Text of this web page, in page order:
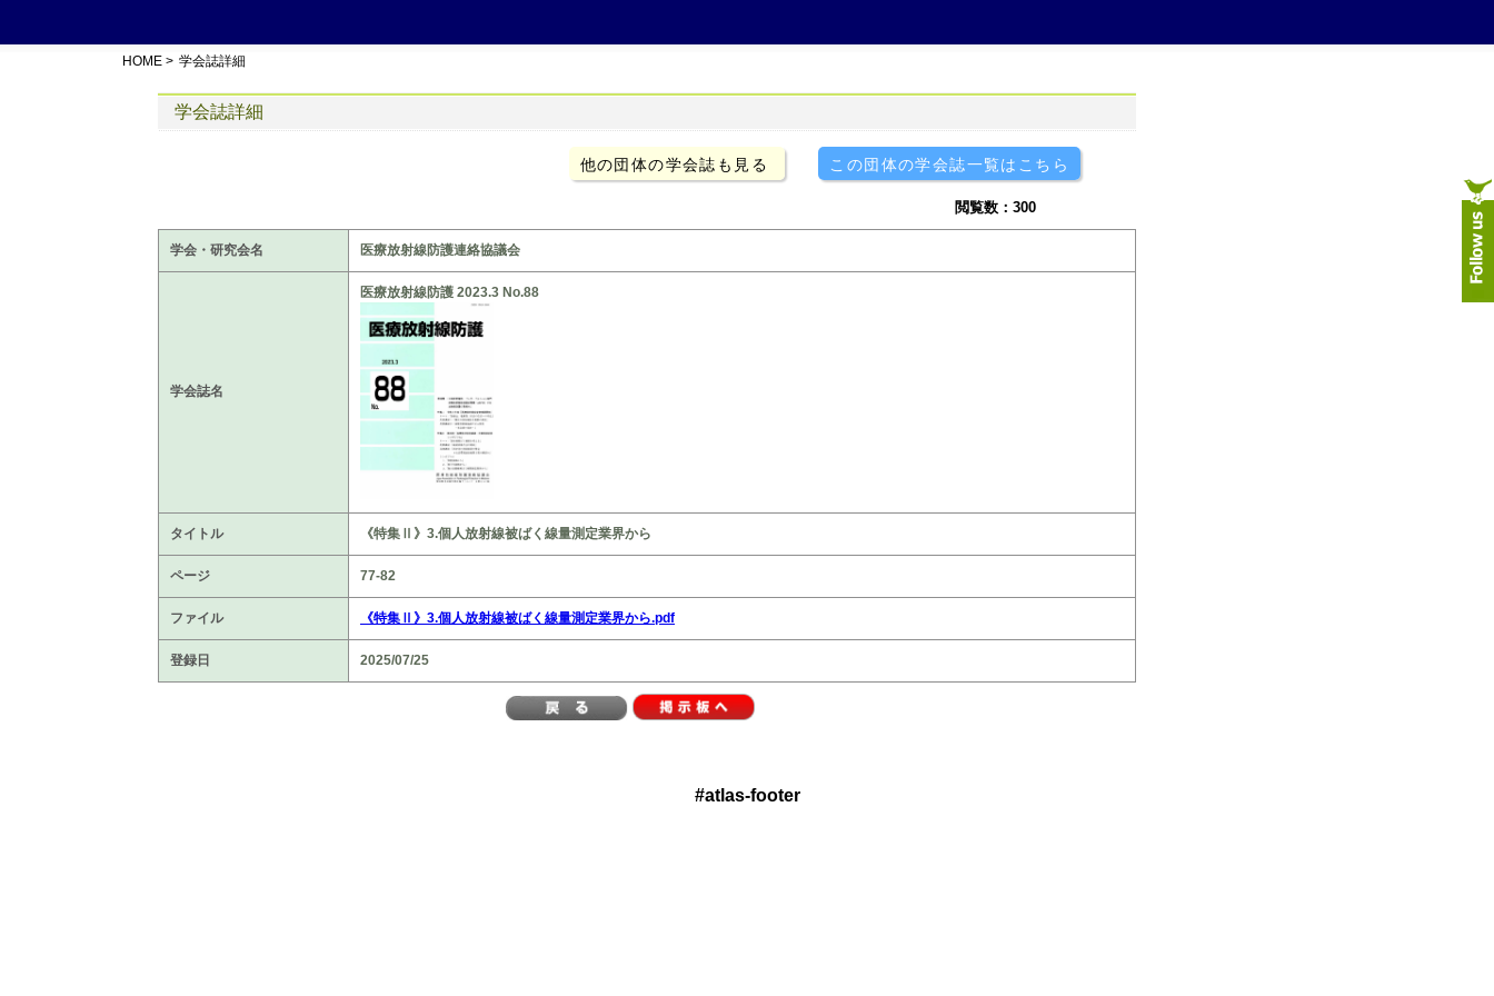
HOME > 学会誌詳細
学会誌詳細
他の団体の学会誌も見る この団体の学会誌一覧はこちら
閲覧数：300
学会・研究会名 医療放射線防護連絡協議会
学会誌名
医療放射線防護 2023.3 No.88
タイトル 《特集Ⅱ》3.個人放射線被ばく線量測定業界から
ページ 77-82
ファイル 《特集Ⅱ》3.個人放射線被ばく線量測定業界から.pdf
登録日 2025/07/25
#atlas-footer